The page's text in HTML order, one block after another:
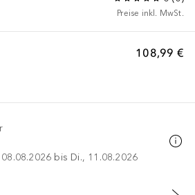
Preise inkl. MwSt.
108,99 €
bis Di., 11.08.2026